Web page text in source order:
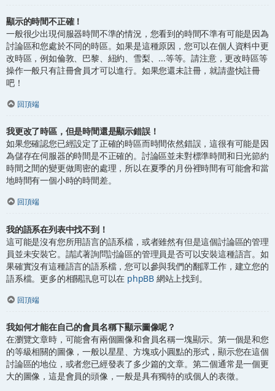
顯示的時間不正確！
一般很少出現伺服器時間不準的情況，您看到的時間不準有可能是因為
討論區和您處於不同的時區。如果是這種原因，您可以在個人資料中更
改時區，例如倫敦、巴黎、紐約、雪梨、...等等。請注意，更改時區等
操作一般只有註冊會員才可以進行。如果您還未註冊，就請盡快註冊
吧！
回頂端
我更改了時區，但是時間還是顯示錯誤！
如果您確認您已經設定了正確的時區而時間依然錯誤，這很有可能是因
為儲存在伺服器的時間是不正確的。討論區並未對標準時間和日光節約
時間之間的變更做周密的處理，所以在夏季的月份裡時間有可能會和當
地時間有一個小時的時間差。
回頂端
我的語系在列表中找不到！
這可能是沒有您所用語言的語系檔，或者雖然有但是這個討論區的管理
員並未安裝它。請試著詢問討論區的管理員是否可以安裝這種語言。如
果確實沒有這種語言的語系檔，您可以參與我們的翻譯工作，建立您的
語系檔。更多的相關訊息可以在 phpBB 網站上找到。
回頂端
我如何才能在自己的會員名稱下顯示圖像呢？
在瀏覽文章時，可能會有兩個圖像和會員名稱一塊顯示。第一個是和您
的等級相關的圖像，一般以星星、方塊或小圓點的形式，顯示您在這個
討論區的地位，或者您已經發表了多少篇的文章。第二個通常是一個更
大的圖像，這是會員的頭像，一般是具有獨特的或個人的表徵。